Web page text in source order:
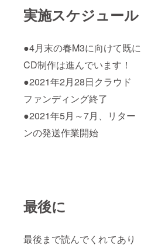
実施スケジュール
●4月末の春M3に向けて既に
CD制作は進んでいます！
●2021年2月28日クラウド
ファンディング終了
●2021年5月～7月、リター
ンの発送作業開始
最後に
最後まで読んでくれてあり